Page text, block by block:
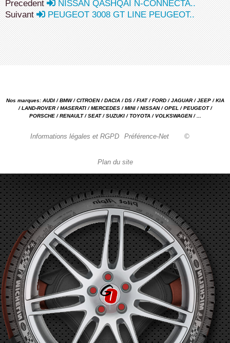
Precedent
NISSAN QASHQAI N-CONNECTA..
Suivant
PEUGEOT 3008 GT LINE PEUGEOT..
Nos marques: AUDI / BMW / CITROEN / DACIA / DS / FIAT / FORD / JAGUAR / JEEP / KIA
/ LAND-ROVER / MASERATI / MERCEDES / MINI / NISSAN / OPEL / PEUGEOT /
PORSCHE / RENAULT / SEAT / SUZUKI / TOYOTA / VOLKSWAGEN / ...
Informations légales et RGPD Préférence-Net ©
Plan du site
Garage automobile Reparation, entretien, carrosserie, concessionnaire Loire 42